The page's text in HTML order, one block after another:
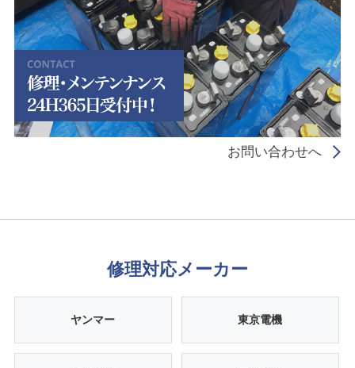
お問い合わせへ
修理対応メーカー
ヤンマー 東京電機